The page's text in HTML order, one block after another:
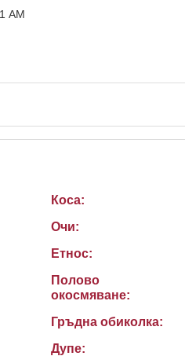
AM
Коса:
Очи:
Етнос:
Полово
окосмяване:
Гръдна обиколка:
Дупе: